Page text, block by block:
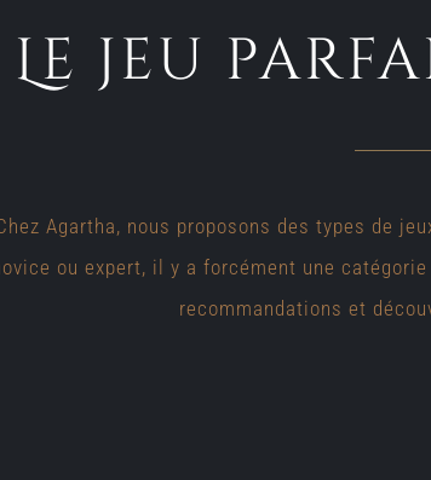
Le jeu
Agartha, nous proposons des types de
ou expert, il y a forcément une
recommandations et